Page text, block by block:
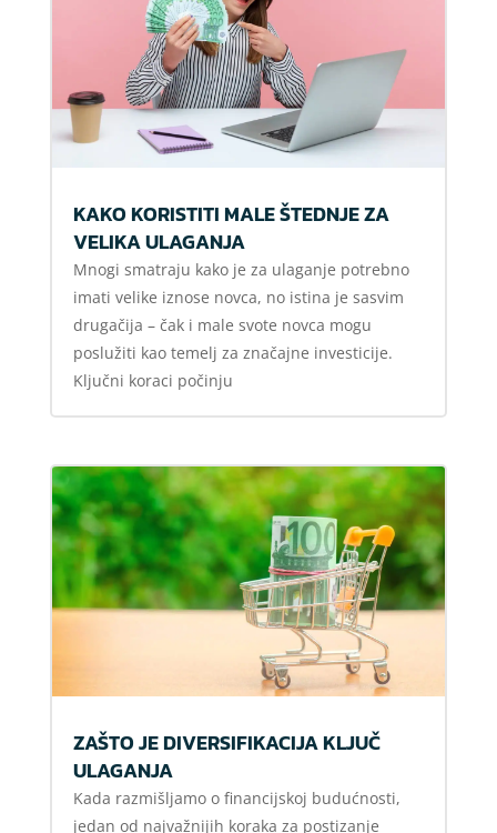
KAKO KORISTITI MALE ŠTEDNJE ZA
VELIKA ULAGANJA
Mnogi smatraju kako je za ulaganje potrebno
imati velike iznose novca, no istina je sasvim
drugačija – čak i male svote novca mogu
poslužiti kao temelj za značajne investicije.
Ključni koraci počinju
ZAŠTO JE DIVERSIFIKACIJA KLJUČ
ULAGANJA
Kada razmišljamo o financijskoj budućnosti,
jedan od najvažnijih koraka za postizanje